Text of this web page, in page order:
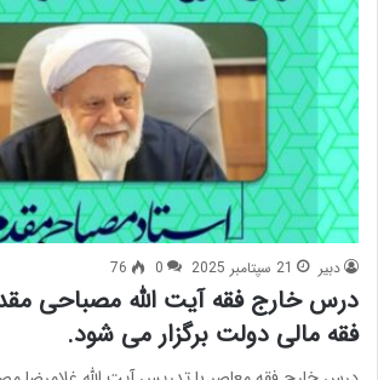
دبیر 21 سپتامبر 2025 0
76
درس خارج فقه آیت الله مصباحی
فقه مالی دولت برگزار می شود.